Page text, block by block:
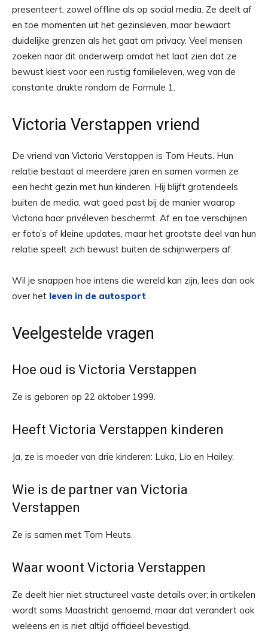
presenteert, zowel offline als op social media. Ze deelt af
en toe momenten uit het gezinsleven, maar bewaart
duidelijke grenzen als het gaat om privacy. Veel mensen
zoeken naar dit onderwerp omdat het laat zien dat ze
bewust kiest voor een rustig familieleven, weg van de
constante drukte rondom de Formule 1.
Victoria Verstappen vriend
De vriend van Victoria Verstappen is Tom Heuts. Hun
relatie bestaat al meerdere jaren en samen vormen ze
een hecht gezin met hun kinderen. Hij blijft grotendeels
buiten de media, wat goed past bij de manier waarop
Victoria haar privéleven beschermt. Af en toe verschijnen
er foto’s of kleine updates, maar het grootste deel van hun
relatie speelt zich bewust buiten de schijnwerpers af.
Wil je snappen hoe intens die wereld kan zijn, lees dan ook
over het leven in de autosport.
Veelgestelde vragen
Hoe oud is Victoria Verstappen
Ze is geboren op 22 oktober 1999.
Heeft Victoria Verstappen kinderen
Ja, ze is moeder van drie kinderen: Luka, Lio en Hailey.
Wie is de partner van Victoria
Verstappen
Ze is samen met Tom Heuts.
Waar woont Victoria Verstappen
Ze deelt hier niet structureel vaste details over; in artikelen
wordt soms Maastricht genoemd, maar dat verandert ook
weleens en is niet altijd officieel bevestigd.